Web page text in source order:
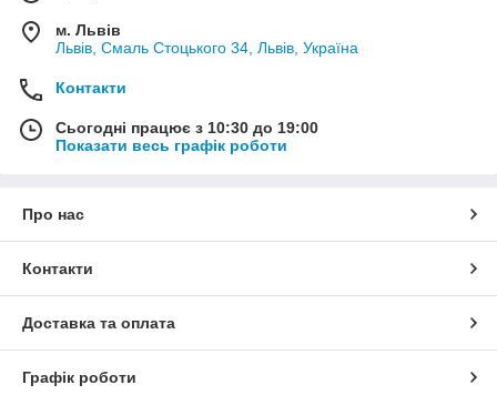
м. Львів
Львів, Смаль Стоцького 34, Львів, Україна
Контакти
Сьогодні працює з 10:30 до 19:00
Показати весь графік роботи
Про нас
Контакти
Доставка та оплата
Графік роботи